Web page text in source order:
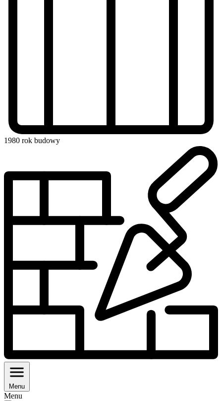
1980 rok budowy
Menu
Menu